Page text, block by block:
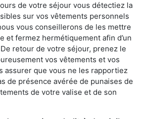
de votre séjour vous détectiez la
sur vos vêtements personnels
vous conseillerons de les mettre
et fermez hermétiquement afin d’un
retour de votre séjour, prenez le
vos vêtements et vos
assurer que vous ne les rapportiez
de présence avérée de punaises de
de votre valise et de son